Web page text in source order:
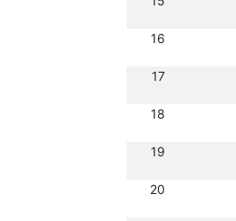
16
17
18
19
20